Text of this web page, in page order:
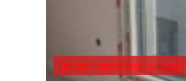
Pimapen Pencere Nasıl Temizlenir?